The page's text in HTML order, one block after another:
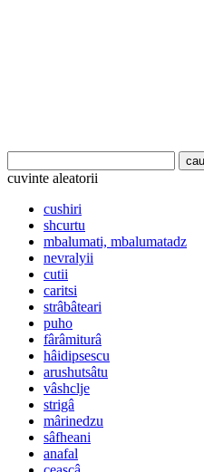
cuvinte aleatorii
cushiri
shcurtu
mbalumati, mbalumatadz
nevralyii
cutii
caritsi
strâbâteari
puho
fârâmiturâ
hâidipsescu
arushutsâtu
vâshclje
strigâ
mârinedzu
sâfheani
anafal